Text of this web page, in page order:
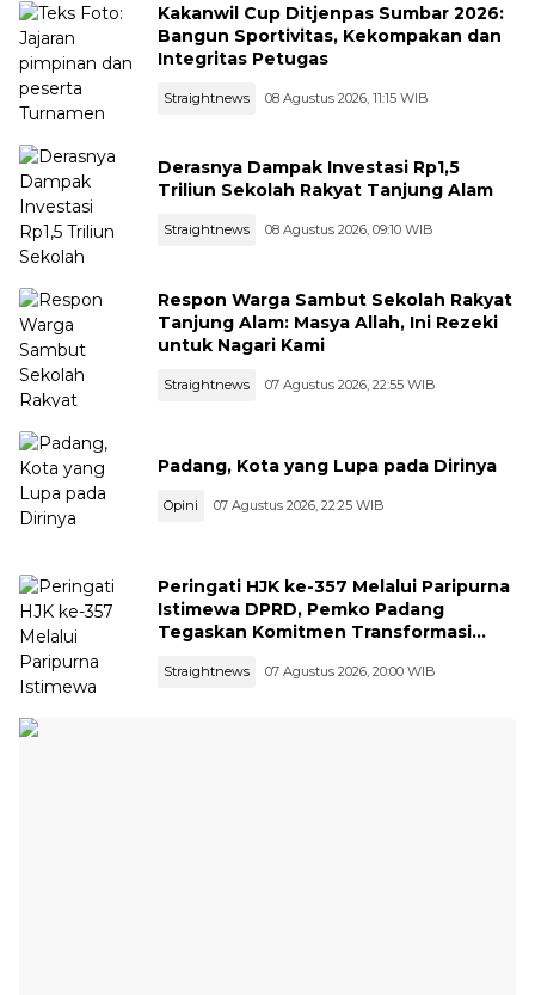
Kakanwil Cup Ditjenpas Sumbar 2026:
Bangun Sportivitas, Kekompakan dan
Integritas Petugas
Straightnews 08 Agustus 2026, 11:15 WIB
Derasnya Dampak Investasi Rp1,5
Triliun Sekolah Rakyat Tanjung Alam
Straightnews 08 Agustus 2026, 09:10 WIB
Respon Warga Sambut Sekolah Rakyat
Tanjung Alam: Masya Allah, Ini Rezeki
untuk Nagari Kami
Straightnews 07 Agustus 2026, 22:55 WIB
Padang, Kota yang Lupa pada Dirinya
Opini 07 Agustus 2026, 22:25 WIB
Peringati HJK ke-357 Melalui Paripurna
Istimewa DPRD, Pemko Padang
Tegaskan Komitmen Transformasi
Straightnews 07 Agustus 2026, 20:00 WIB